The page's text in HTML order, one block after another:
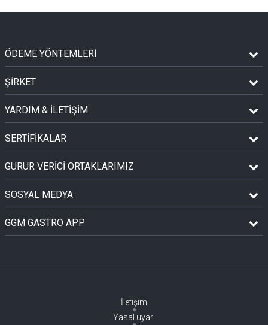
ÖDEME YÖNTEMLERİ
ŞİRKET
YARDIM & İLETİŞİM
SERTİFİKALAR
GURUR VERİCİ ORTAKLARIMIZ
SOSYAL MEDYA
GGM GASTRO APP
İletişim
Yasal uyarı